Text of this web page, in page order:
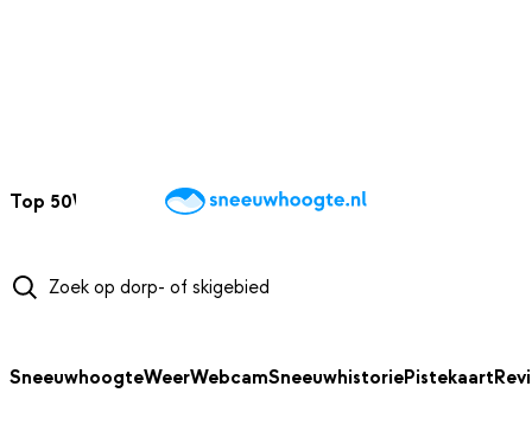
Top 50Webcams WintersportweerKaarten
SneeuwhoogteWeerWebcamSneeuwhistoriePistekaart